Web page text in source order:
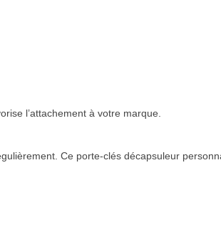
l’attachement à votre marque.
Ce porte-clés décapsuleur